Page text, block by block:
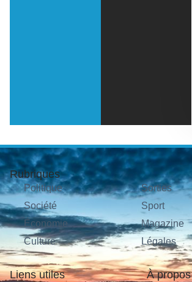
Rubriques
Politique
Société
Économie
Culture
Sorties
Sport
Magazine
Légales
Liens utiles À propos